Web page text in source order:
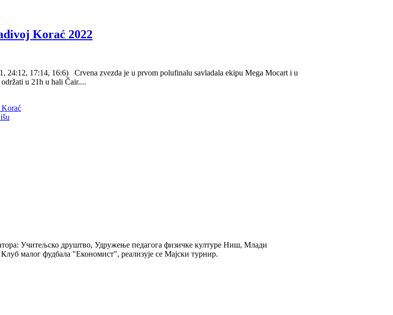
Korać 2022
17:14, 16:6) Crvena zvezda je u prvom polufinalu savladala ekipu Mega Mocart i u
u 21h u hali Čair....
Korać
Учитељско друштво, Удружење педагога физичке културе Ниш, Млади
малог фудбала "Економист", реализује се Мајски турнир.